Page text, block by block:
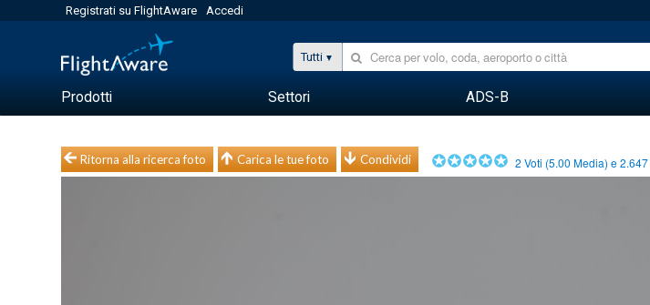
Registrati su FlightAware Accedi
Tutti
Prodotti Settori ADS-B
Ritorna alla ricerca foto Carica le tue foto Condividi 2 Voti (5.00 Media) e2.647